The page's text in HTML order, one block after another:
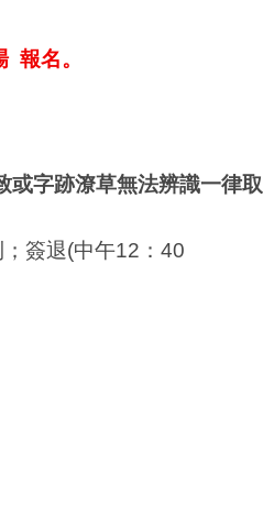
報名。
或字跡潦草無法辨識一律取
；簽退(中午12 ： 40